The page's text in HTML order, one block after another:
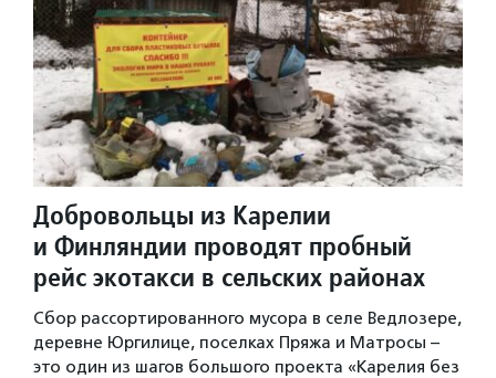
Добровольцы из Карелии
и Финляндии проводят пробный
рейс экотакси в сельских районах
Сбор рассортированного мусора в селе Ведлозере,
деревне Юргилице, поселках Пряжа и Матросы –
это один из шагов большого проекта «Карелия без